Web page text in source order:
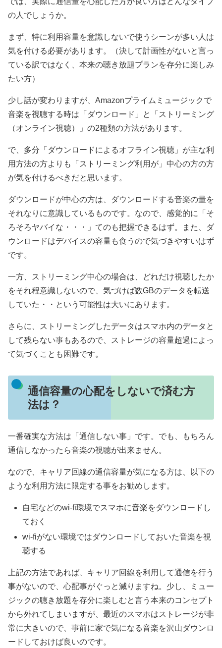
の人でしょうか。
まず、特に利用容量を意識しないで使うシーンが多い人は
気を付ける必要があります。（決して計画性がないと言っ
ている訳ではなく、本来の聴き放題プランを存分に楽しみ
たい方）
少し話が変わりますが、Amazonプライムミュージックで
音楽を視聴する時は「ダウンロード」と「ストリーミング
（オンライン視聴）」の2種類の方法があります。
で、多分「ダウンロードによるオフライン視聴」が主な利
用方法の方よりも「ストリーミング利用が」中心の方の方
が気を付けるべきだと思います。
ダウンロードが中心の方は、ダウンロードする音楽の量を
それなりに意識しているものです。なので、感覚的に「そ
ろそろヤバイな・・・」てのも把握できるはず。また、ダ
ウンロードはデバイスの容量も食うので気づきやすいはず
です。
一方、ストリーミング中心の場合は、どれだけ視聴したか
をそれ程意識しないので、気づけば数GBのデータを転送
していた・・という可能性は大いにあります。
さらに、ストリーミングしたデータはスマホ内のデータと
して残らない事もあるので、ストレージの容量超過によっ
て気づくことも困難です。
通信容量の心配をしないで済む方
法は？
一番確実な方法は「通信しない事」です。でも、もちろん
通信しなかったら音楽の視聴が出来ません。
なので、キャリア回線の通信容量が気になる方は、以下の
ような利用方法に限定する事をお勧めします。
自宅などのwi-fi環境でスマホに音楽をダウンロードし
ておく
wi-fiがない環境ではダウンロードしておいた音楽を視
聴する
上記の方法であれば、キャリア回線を利用して通信を行う
事がないので、心配事がぐっと減りますね。少し、ミュー
ジックの聴き放題を存分に楽しむと言う本来のコンセプト
から外れてしまいますが、最近のスマホはストレージが非
常に大きいので、事前に家で気になる音楽を沢山ダウンロ
ードしておけば良いのです。